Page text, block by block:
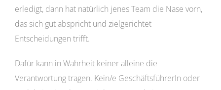
erledigt, dann hat natürlich jenes Team die Nase vorn,
das sich gut abspricht und zielgerichtet
Entscheidungen trifft.
Dafür kann in Wahrheit keiner alleine die
Verantwortung tragen. Kein/e GeschäftsführerIn oder